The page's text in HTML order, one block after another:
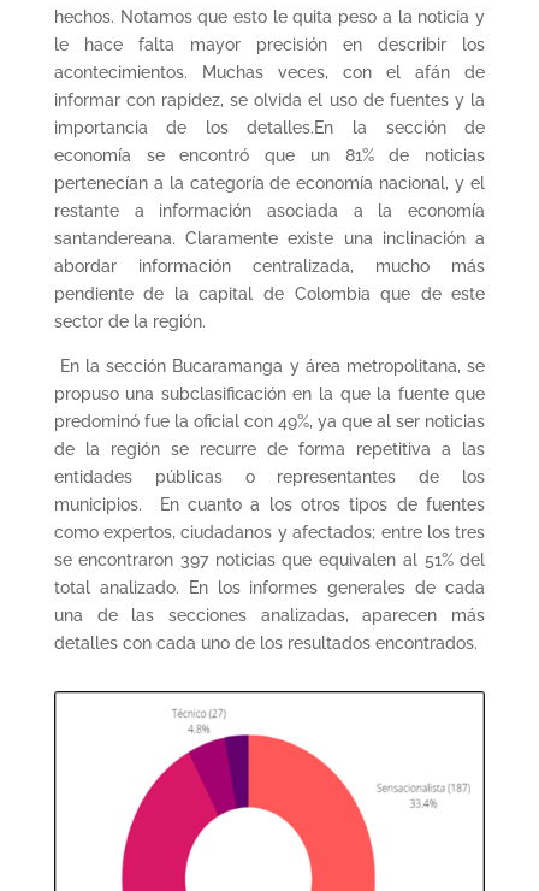
hechos. Notamos que esto le quita peso a la noticia y
le hace falta mayor precisión en describir los
acontecimientos. Muchas veces, con el afán de
informar con rapidez, se olvida el uso de fuentes y la
importancia de los detalles.En la sección de
economía se encontró que un 81% de noticias
pertenecían a la categoría de economía nacional, y el
restante a información asociada a la economía
santandereana. Claramente existe una inclinación a
abordar información centralizada, mucho más
pendiente de la capital de Colombia que de este
sector de la región.
En la sección Bucaramanga y área metropolitana, se
propuso una subclasificación en la que la fuente que
predominó fue la oficial con 49%, ya que al ser noticias
de la región se recurre de forma repetitiva a las
entidades públicas o representantes de los
municipios. En cuanto a los otros tipos de fuentes
como expertos, ciudadanos y afectados; entre los tres
se encontraron 397 noticias que equivalen al 51% del
total analizado. En los informes generales de cada
una de las secciones analizadas, aparecen más
detalles con cada uno de los resultados encontrados.